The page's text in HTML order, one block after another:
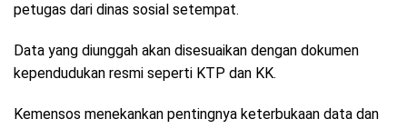
petugas dari dinas sosial setempat.
Data yang diunggah akan disesuaikan dengan dokumen
kependudukan resmi seperti KTP dan KK.
Kemensos menekankan pentingnya keterbukaan data dan